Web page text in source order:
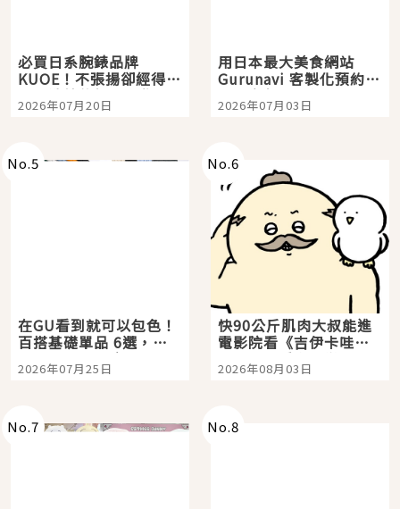
必買日系腕錶品牌
KUOE！不張揚卻經得起
時間洗鍊的經典之作五
選
2026年07月20日
用日本最大美食網站
Gurunavi 客製化預約九
大都市餐廳，打造專屬
美食體驗！
2026年07月03日
No.5
在GU看到就可以包色！
百搭基礎單品 6選，閉
眼全收也不心疼
2026年07月25日
No.6
快90公斤肌肉大叔能進
電影院看《吉伊卡哇》
嗎？日本重金屬樂團
「打首」會長與nagano
2026年08月03日
No.7 No.8